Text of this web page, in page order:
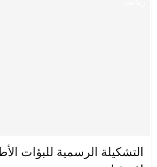
التشكيلة الرسمية للبؤات